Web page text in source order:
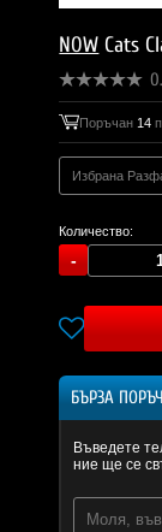
NOW Cats
Поръчан 14
Избрана
Количество:
БЪРЗА
Въведете
ние ще се